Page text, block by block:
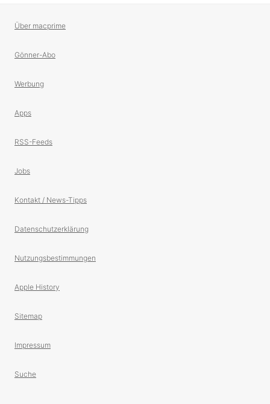
Über macprime
Gönner-Abo
Werbung
Apps
RSS-Feeds
Jobs
Kontakt / News-Tipps
Datenschutzerklärung
Nutzungsbestimmungen
Apple History
Sitemap
Impressum
Suche